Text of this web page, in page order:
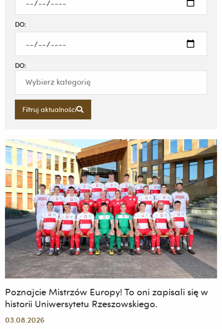
DO:
DO:
Filtruj aktualności
Poznajcie Mistrzów Europy! To oni zapisali się w
historii Uniwersytetu Rzeszowskiego.
03.08.2026